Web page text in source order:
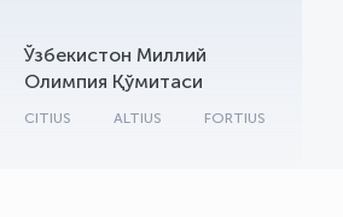
Ўзбекистон Миллий
Олимпия Қўмитаси
CITIUS ALTIUS FORTIUS